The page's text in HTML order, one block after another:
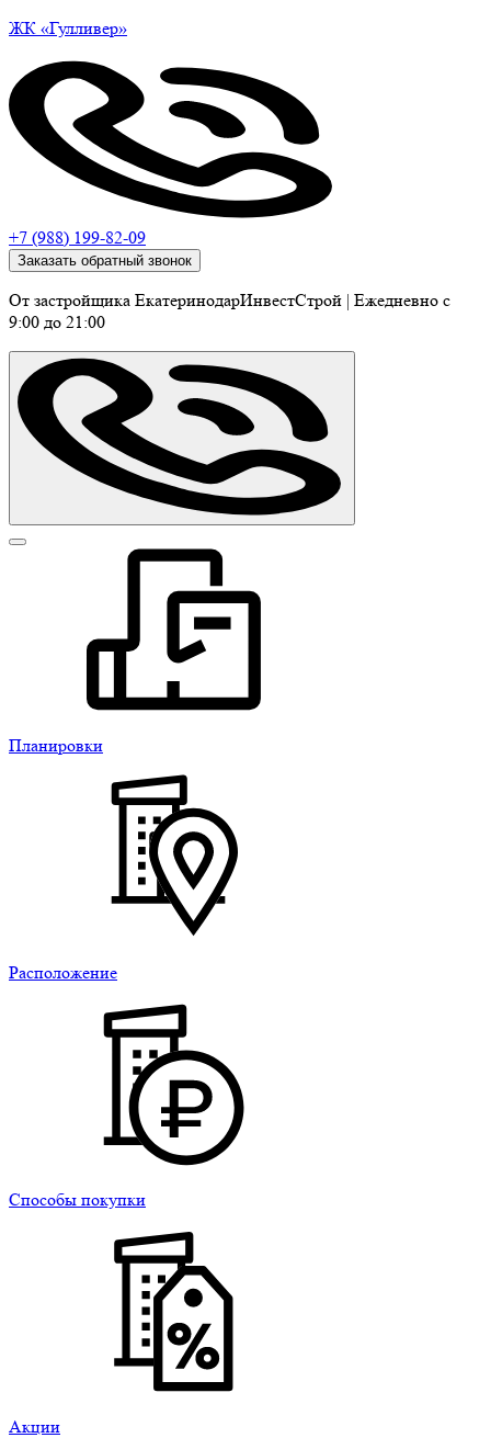
ЖК «Гулливер»
+7 (988) 199-82-09
Заказать обратный звонок
От застройщика ЕкатеринодарИнвестСтрой | Ежедневно c
9:00 до 21:00
Планировки
Расположение
Способы покупки
Акции